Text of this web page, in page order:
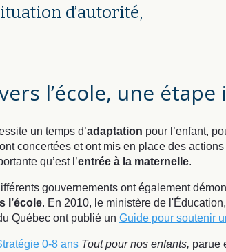
d’autorité,
l’école, une
un temps d’adaptation pour l’enfant,
concertées et ont mis en place des
qu’est l’entrée à la maternelle.
gouvernements ont également
l’école. En 2010, le ministère de
Québec ont publié un Guide pour soutenir
tratégie 0-8 ans Tout pour nos enfants, parue